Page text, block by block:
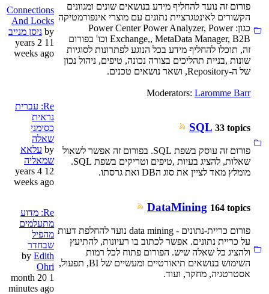
פורום זה נועד להחליף מידע בנושאים שונים ומגוונים
הקשורים לאינטגרציית נתונים עם מוצרי אינפורמטיקה
כגון: Power Center Power Analyzer, Power
Exchange,, MetaData Manager, B2B וכו' בפורום
זה, תוכלו להחליף מידע בכל הנוגע לפתרונות לסוגיות
שונות ,בניית תהליכים בצורה נכונה, טיפים, ניהול נכון
של ה-Repository, ושאר נושאים טכנים.
Moderators: Laromme Barr
Connections
And Locks
by
11 years 2
weeks ago
SQL 33 topics
פורום זה עוסק בשפת SQL. בפורום זה אפשר לשאול
שאלות, להציג בעיות ,טיפים וטריקים בשפת SQL.
מומלץ מאד לציין את סוג הDB ואת גרסתו.
Re: עברית
נראית
כסימני
שאלה
by עלאא
שמאליה
12 years 4
weeks ago
DataMining 164 topics
פורום כריית-נתונים - data mining נועד להחלפת דעות
על כריית נתונים. אפשר לכתוב בו רעיונות, להתיעץ
ולהציג כל שאלה שיש. הפורום פתוח לכל רמות
השימוש בנושאים תיאורטיים ומעשיים של BI, תפעול,
אסטרטגיה, מחקר, ועוד.
Re: מדוע
מתעלמים
מהפיל
שבחדר
by Edith
Ohri
1 month 20
minutes ago